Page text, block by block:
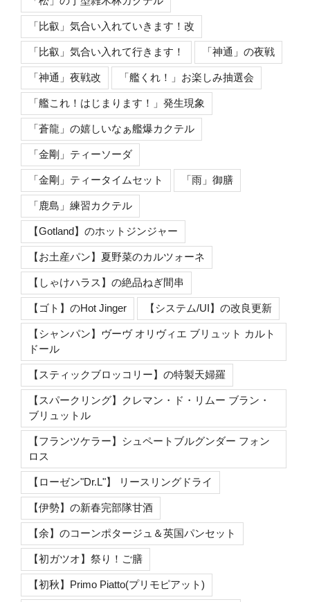
「比叡」気合い入れていきます！改
「比叡」気合い入れて行きます！ 「神通」の夜戦
「神通」夜戦改 「艦くれ！」お楽しみ抽選会
「艦これ！はじまります！」発生現象
「蒼龍」の嬉しいなぁ艦爆カクテル
「金剛」ティーソーダ
「金剛」ティータイムセット 「雨」御膳
「鹿島」練習カクテル
【Gotland】のホットジンジャー
【お土産パン】夏野菜のカルツォーネ
【しゃけハラス】の絶品ねぎ間串
【ゴト】のHot Jinger 【システム/UI】の改良更新
【シャンパン】ヴーヴ オリヴィエ ブリュット カルト
ドール
【スティックブロッコリー】の特製天婦羅
【スパークリング】クレマン・ド・リムー ブラン・
ブリュットル
【フランツケラー】シュペートブルグンダー フォン
ロス
【ローゼン"Dr.L"】 リースリングドライ
【伊勢】の新春完部隊甘酒
【余】のコーンポタージュ＆英国パンセット
【初ガツオ】祭り！ご膳
【初秋】Primo Piatto(プリモピアット)